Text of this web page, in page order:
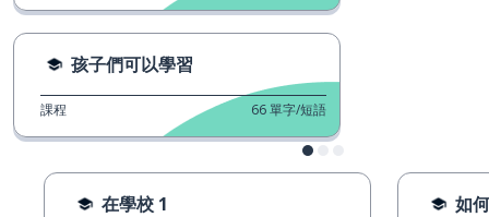
孩子們可以學習
課程 66單字/短語
在學校 1 如